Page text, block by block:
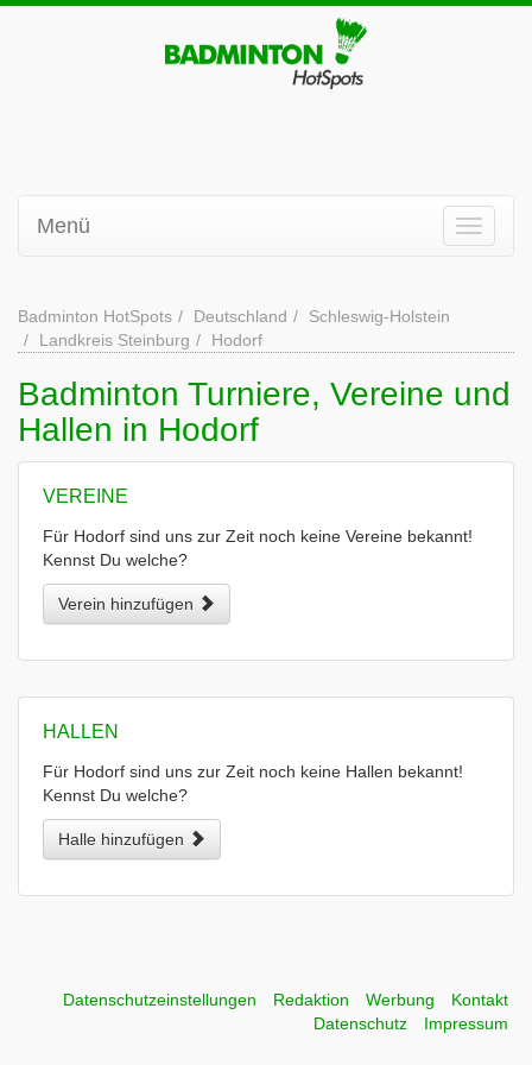
Menü
Badminton HotSpots Deutschland
Schleswig-Holstein
Landkreis Steinburg
Hodorf
Badminton Turniere, Vereine und
Hallen in Hodorf
VEREINE
Für Hodorf sind uns zur Zeit noch keine Vereine bekannt!
Kennst Du welche?
Verein hinzufügen
HALLEN
Für Hodorf sind uns zur Zeit noch keine Hallen bekannt!
Kennst Du welche?
Halle hinzufügen
Datenschutzeinstellungen Redaktion Werbung
Kontakt
Datenschutz
Impressum